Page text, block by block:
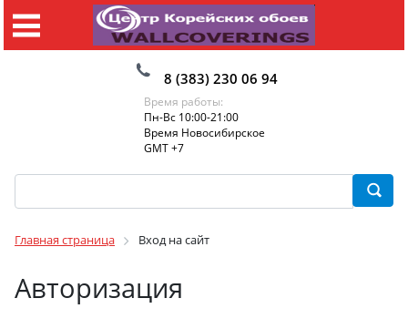
8 (383) 230 06 94
Время работы:
Пн-Вс 10:00-21:00
Время Новосибирское
GMT +7
Главная страница Вход на сайт
Авторизация